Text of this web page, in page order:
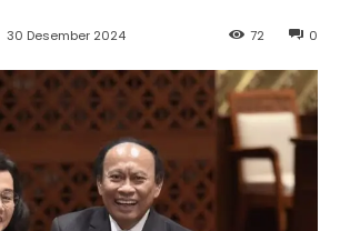
30 Desember 2024 0
72